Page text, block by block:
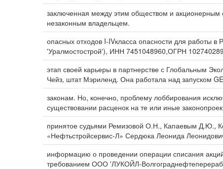
заключенная между этим обществом и акционерным
незаконным владельцем.
опасных отходов I-IVкласса опасности для работы
'Уралмостострой'), ИНН 7451048960,ОГРН
этап своей карьеры в партнерстве с Глобальным
Чейз, штат Мэриленд. Она работала над запуском
законам. Но, конечно, проблему лоббирования
существовании расценок на те или иные
принятое судьями Ремизовой О.Н., Капаевым Д.Ю.,
«Нефтьстройсервис-Л» Сердюка Леонида
информацию о проведении операции списания
требованием ООО 'ЛУКОЙЛ-